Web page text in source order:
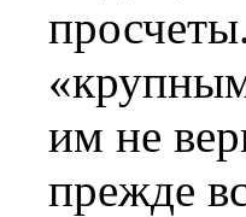
им не
прежде